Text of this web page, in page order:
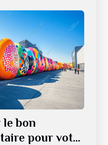
bon
pour votre